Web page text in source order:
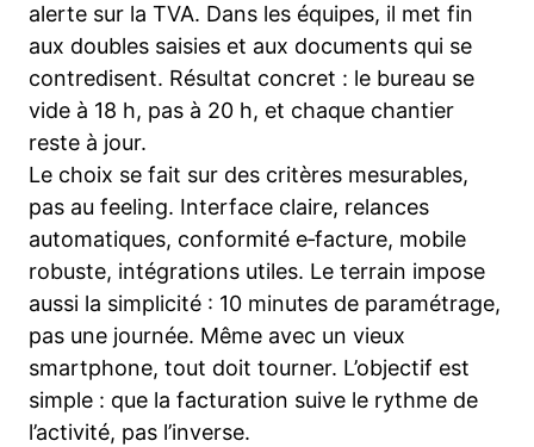
alerte sur la TVA. Dans les équipes, il met fin
aux doubles saisies et aux documents qui se
contredisent. Résultat concret : le bureau se
vide à 18 h, pas à 20 h, et chaque chantier
reste à jour.
Le choix se fait sur des critères mesurables,
pas au feeling. Interface claire, relances
automatiques, conformité e‑facture, mobile
robuste, intégrations utiles. Le terrain impose
aussi la simplicité : 10 minutes de paramétrage,
pas une journée. Même avec un vieux
smartphone, tout doit tourner. L’objectif est
simple : que la facturation suive le rythme de
l’activité, pas l’inverse.